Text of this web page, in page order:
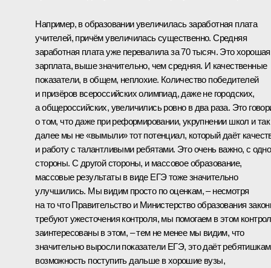
Например, в образовании увеличилась заработная плата
учителей, причём увеличилась существенно. Средняя
заработная плата уже перевалила за 70 тысяч. Это хорошая
зарплата, выше значительно, чем средняя. И качественные
показатели, в общем, неплохие. Количество победителей
и призёров всероссийских олимпиад, даже не городских,
а общероссийских, увеличились ровно в два раза. Это
о том, что даже при реформировании, укрупнении школ и так
далее мы не «вымыли» тот потенциал, который даёт
и работу с талантливыми ребятами. Это очень важно, с
стороны. С другой стороны, и массовое образование,
массовые результаты в виде ЕГЭ тоже значительно
улучшились. Мы видим просто по оценкам, – несмотря
на то что Правительство и Министерство образования
требуют ужесточения контроля, мы помогаем в этом
заинтересованы в этом, – тем не менее мы видим, что
значительно выросли показатели ЕГЭ, это даёт ребятишкам
возможность поступить дальше в хорошие вузы,